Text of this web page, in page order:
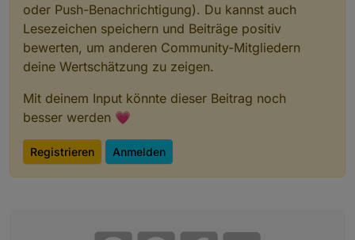
oder Push-Benachrichtigung). Du kannst auch
Lesezeichen speichern und Beiträge positiv
bewerten, um anderen Community-Mitgliedern
deine Wertschätzung zu zeigen.
Mit deinem Input könnte dieser Beitrag noch
besser werden 💗
Registrieren Anmelden